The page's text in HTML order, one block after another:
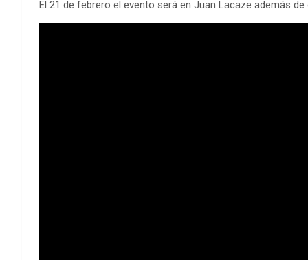
El 21 de febrero el evento será en Juan Lacaze además